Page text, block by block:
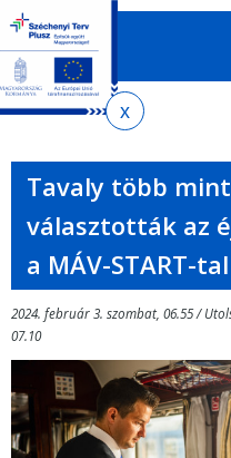
almenühöz
tartalomra
oldaltérképre
Tavaly több
választották az
a MÁV-START-tal
2024. február 3. szombat, 06.55 /
07.10